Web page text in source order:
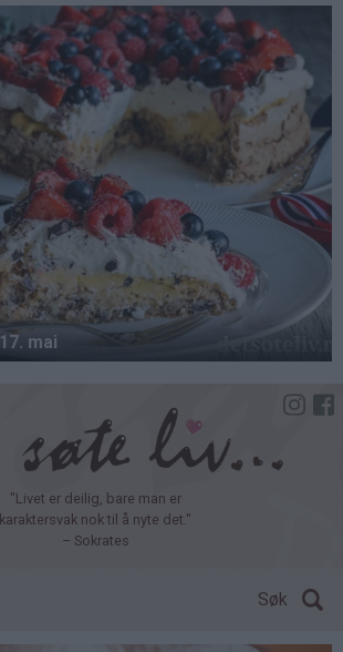
"Livet er deilig, bare man er
karaktersvak nok til å nyte det."
– Sokrates
Søk